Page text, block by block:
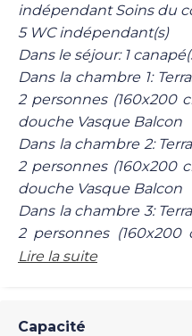
indépendant Soins du
5 WC indépendant(s)
Dans le séjour: 1
Dans la chambre 1:
2 personnes (160x200
douche Vasque Balcon
Dans la chambre 2:
2 personnes (160x200
douche Vasque Balcon
Dans la chambre 3:
2 personnes (160x200
Lire la suite
Capacité